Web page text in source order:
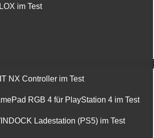
im Test
NX Controller im Test
RGB 4 für PlayStation 4 im Test
Ladestation (PS5) im Test